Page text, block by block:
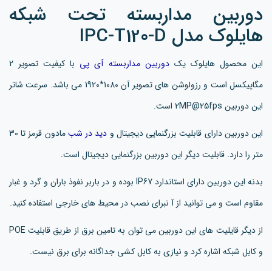
دوربین مداربسته تحت شبکه
هایلوک مدل IPC-T120-D
این محصول هایلوک یکدوربین مداربسته آی پی
با کیفیت تصویر 2
مگاپیکسل است و رزولوشن های تصویر آن 1080*1920 می باشد. سرعت شاتر
این دوربین 2MP@25fps است.
این دوربین دارای قابلیت بزرگنمایی دیجیتال و دید در شب
مادون قرمز تا 30
متر را دارد. قابلیت دیگر این دوربین بزرگنمایی دیجیتال است.
بدنه این دوربین دارای استاندارد IP67 بوده و در باربر نفوذ باران و گرد و غبار
مقاوم است و می توانید از آ نبرای نصب در محیط های خارجی استفاده کنید.
از دیگر قایلیت های این دوربین می توان به تامین برق از طریق قابلیت POE
و کابل شبکه اشاره کرد و نیازی به کابل کشی جداگانه برای برق نیست.